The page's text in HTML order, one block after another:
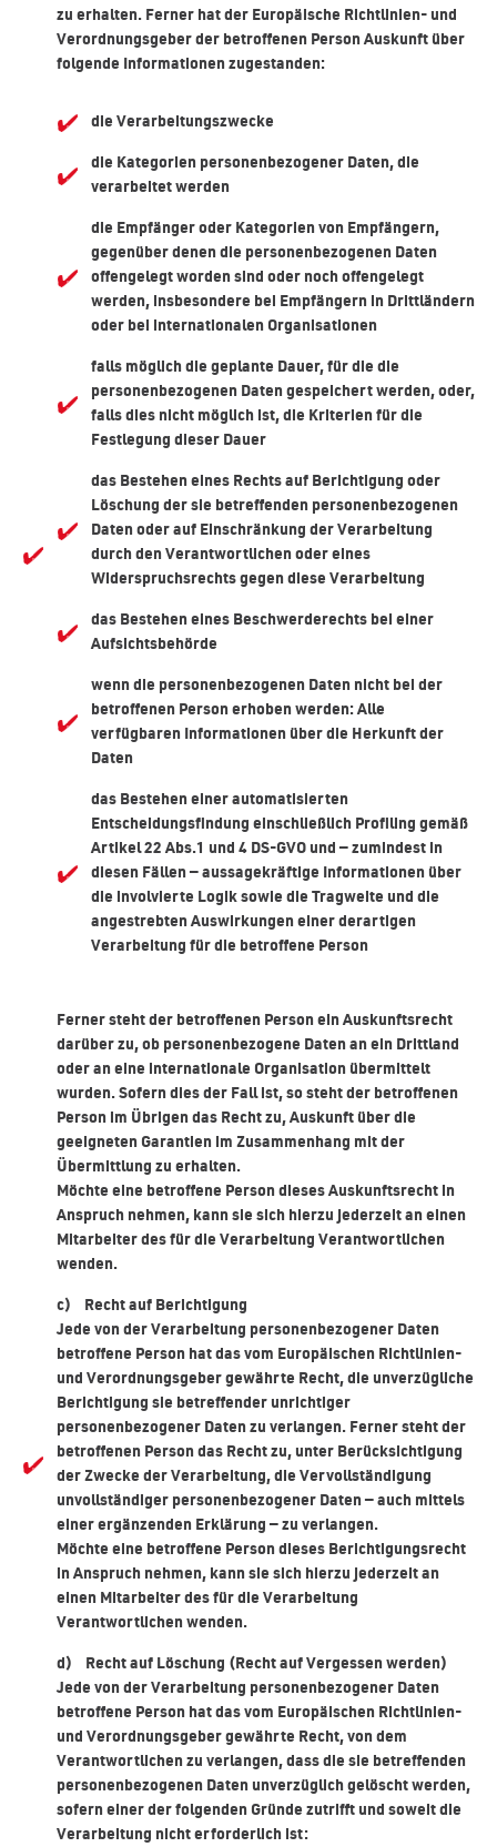
zu erhalten. Ferner hat der Europäische Richtlinien- und
Verordnungsgeber der betroffenen Person Auskunft über
folgende Informationen zugestanden:
die Verarbeitungszwecke
die Kategorien personenbezogener Daten, die
verarbeitet werden
die Empfänger oder Kategorien von Empfängern,
gegenüber denen die personenbezogenen Daten
offengelegt worden sind oder noch offengelegt
werden, insbesondere bei Empfängern in Drittländern
oder bei internationalen Organisationen
falls möglich die geplante Dauer, für die die
personenbezogenen Daten gespeichert werden, oder,
falls dies nicht möglich ist, die Kriterien für die
Festlegung dieser Dauer
das Bestehen eines Rechts auf Berichtigung oder
Löschung der sie betreffenden personenbezogenen
Daten oder auf Einschränkung der Verarbeitung
durch den Verantwortlichen oder eines
Widerspruchsrechts gegen diese Verarbeitung
das Bestehen eines Beschwerderechts bei einer
Aufsichtsbehörde
wenn die personenbezogenen Daten nicht bei der
betroffenen Person erhoben werden: Alle
verfügbaren Informationen über die Herkunft der
Daten
das Bestehen einer automatisierten
Entscheidungsfindung einschließlich Profiling gemäß
Artikel 22 Abs.1 und 4 DS-GVO und — zumindest in
diesen Fällen — aussagekräftige Informationen über
die involvierte Logik sowie die Tragweite und die
angestrebten Auswirkungen einer derartigen
Verarbeitung für die betroffene Person
Ferner steht der betroffenen Person ein Auskunftsrecht
darüber zu, ob personenbezogene Daten an ein Drittland
oder an eine internationale Organisation übermittelt
wurden. Sofern dies der Fall ist, so steht der betroffenen
Person im Übrigen das Recht zu, Auskunft über die
geeigneten Garantien im Zusammenhang mit der
Übermittlung zu erhalten.
Möchte eine betroffene Person dieses Auskunftsrecht in
Anspruch nehmen, kann sie sich hierzu jederzeit an einen
Mitarbeiter des für die Verarbeitung Verantwortlichen
wenden.
c) Recht auf Berichtigung
Jede von der Verarbeitung personenbezogener Daten
betroffene Person hat das vom Europäischen Richtlinien-
und Verordnungsgeber gewährte Recht, die unverzügliche
Berichtigung sie betreffender unrichtiger
personenbezogener Daten zu verlangen. Ferner steht der
betroffenen Person das Recht zu, unter Berücksichtigung
der Zwecke der Verarbeitung, die Vervollständigung
unvollständiger personenbezogener Daten — auch mittels
einer ergänzenden Erklärung — zu verlangen.
Möchte eine betroffene Person dieses Berichtigungsrecht
in Anspruch nehmen, kann sie sich hierzu jederzeit an
einen Mitarbeiter des für die Verarbeitung
Verantwortlichen wenden.
d) Recht auf Löschung (Recht auf Vergessen werden)
Jede von der Verarbeitung personenbezogener Daten
betroffene Person hat das vom Europäischen Richtlinien-
und Verordnungsgeber gewährte Recht, von dem
Verantwortlichen zu verlangen, dass die sie betreffenden
personenbezogenen Daten unverzüglich gelöscht werden,
sofern einer der folgenden Gründe zutrifft und soweit die
Verarbeitung nicht erforderlich ist: